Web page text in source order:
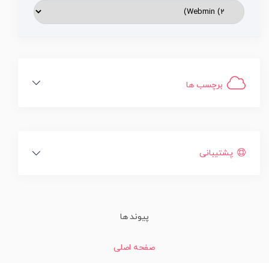
برچسب ها
پشتیبانی
پیوند ها
صفحه اصلی